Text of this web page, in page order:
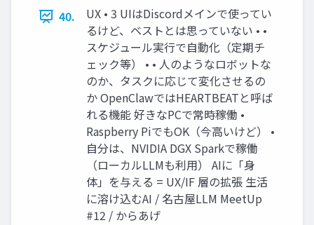
40.
UX • 3 UIはDiscordメインで使ってい
るけど、ベストとは思っていない • •
スケジュール実行で自動化（定期チ
ェック等） • • 人のようなロボットな
のか、タスクに応じて変化させるの
か OpenClawではHEARTBEATと呼ば
れる機能 好きなPCで常時稼働 •
Raspberry PiでもOK（今高いけど） •
自分は、NVIDIA DGX Sparkで稼働
（ローカルLLMも利用） AIに「身
体」を与える = UX/IF 層の拡張 生活
に溶け込むAI / 名古屋LLM MeetUp
#12 / からあげ